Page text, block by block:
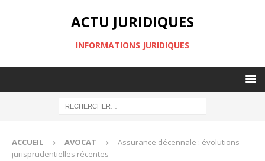
ACTU JURIDIQUES
INFORMATIONS JURIDIQUES
ACCUEIL AVOCAT
Assurance décennale : évolutions
jurisprudentielles récentes